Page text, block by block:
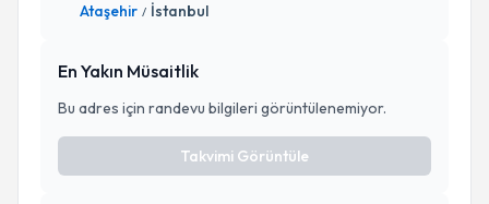
Ataşehir / İstanbul
En Yakın Müsaitlik
Bu adres için randevu bilgileri görüntülenemiyor.
Takvimi Görüntüle